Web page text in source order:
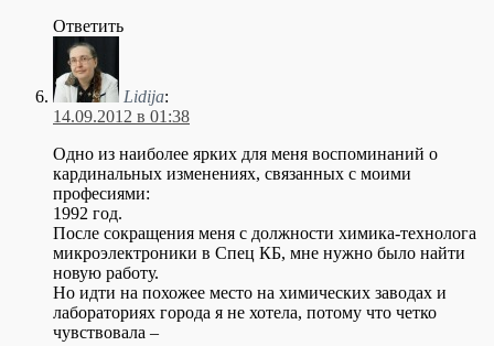
Ответить
Lidija:
14.09.2012 в 01:38
Одно из наиболее ярких для меня воспоминаний о
кардинальных изменениях, связанных с моими
професиями:
1992 год.
После сокращения меня с должности химика-технолога
микроэлектроники в Спец КБ, мне нужно было найти
новую работу.
Но идти на похожее место на химических заводах и
лабораториях города я не хотела, потому что четко
чувствовала –